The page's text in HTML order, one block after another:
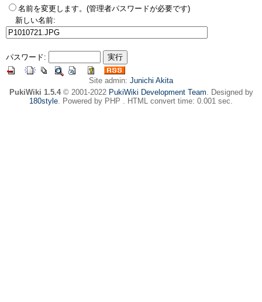
名前を変更します。(管理者パスワードが必要です)
新しい名前:
パスワード:
Site admin: Junichi Akita
PukiWiki 1.5.4© 2001-2022 PukiWiki Development Team. Designed by
180style. Powered by PHP . HTML convert time: 0.001 sec.